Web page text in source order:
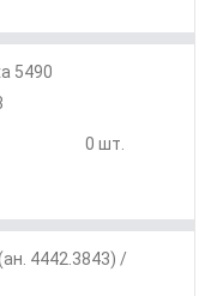
5490
0 шт.
4442.3843) /